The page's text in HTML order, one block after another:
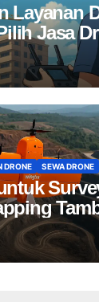
Layanan
Jasa
DRONE SEWA DRONE
Cepat